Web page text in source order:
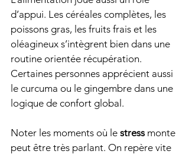
d’appui. Les céréales complètes, les
poissons gras, les fruits frais et les
oléagineux s’intègrent bien dans une
routine orientée récupération.
Certaines personnes apprécient aussi
le curcuma ou le gingembre dans une
logique de confort global.
Noter les moments où le stress monte
peut être très parlant. On repère vite